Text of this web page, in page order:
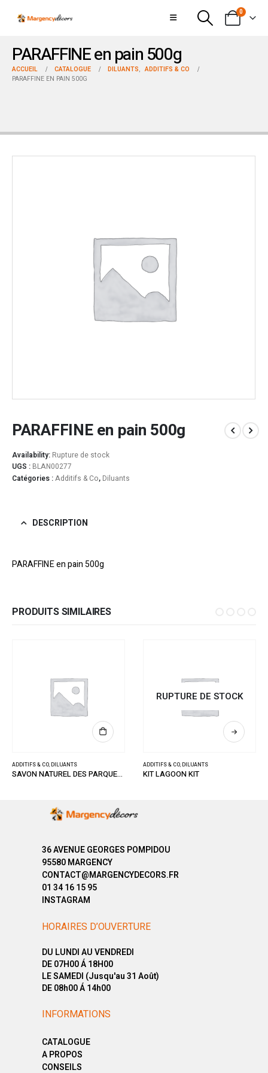
0
PARAFFINE en pain 500g
ACCUEIL CATALOGUE DILUANTS, ADDITIFS & CO
PARAFFINE EN PAIN 500G
PARAFFINE en pain 500g
Availability: Rupture de stock
UGS : BLAN00277
Catégories :Additifs & Co, Diluants
DESCRIPTION
PARAFFINE en pain 500g
PRODUITS SIMILAIRES
ADDITIFS & CO,DILUANTS
SAVON NATUREL DES PARQUETS HUILES INCOLORE 1L
RUPTURE DE STOCK
ADDITIFS & CO,DILUANTS
KIT LAGOON KIT
36 AVENUE GEORGES POMPIDOU
95580 MARGENCY
CONTACT@MARGENCYDECORS.FR
01 34 16 15 95
INSTAGRAM
HORAIRES D’OUVERTURE
DU LUNDI AU VENDREDI
DE 07H00 Á 18H00
LE SAMEDI (Jusqu'au 31 Août)
DE 08h00 Á 14h00
INFORMATIONS
CATALOGUE
A PROPOS
CONSEILS